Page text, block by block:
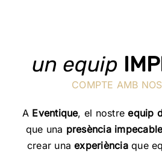
un equip
COMPTE AMB
A Eventique, el nostreequip
que una presència
crear unaexperiènciaque